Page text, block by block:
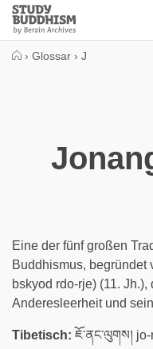
Close
Study
Buddhism
› Glossar › J
Eine der fünf großen
Buddhismus, begründet
bskyod rdo-rje) (11.
Anderesleerheit und
Tibetisch: ཇོ་ནང་ལུགས།